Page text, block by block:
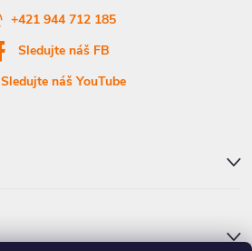
+421 944 712 185
Sledujte náš FB
Sledujte náš YouTube